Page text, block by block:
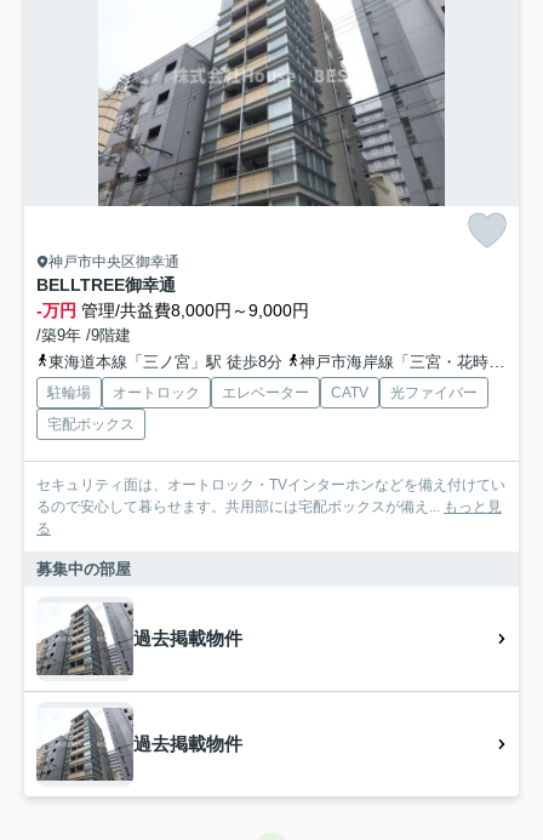
神戸市中央区御幸通
BELLTREE御幸通
-万円 管理/共益費8,000円～9,000円
/築9年 /9階建
東海道本線「三ノ宮」駅 徒歩8分
神戸市海岸線「三宮・花時計前」駅 徒歩8分
駐輪場 オートロック エレベーター CATV
光ファイバー
宅配ボックス
セキュリティ面は、オートロック・TVインターホンなどを備え付けてい
るので安心して暮らせます。共用部には宅配ボックスが備え... もっと見
る
募集中の部屋
過去掲載物件
過去掲載物件